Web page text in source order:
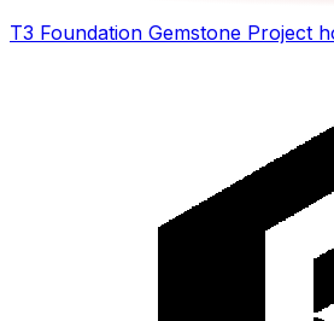
T3 Foundation Gemstone Project